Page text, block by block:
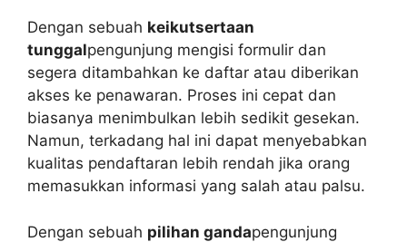
Dengan sebuah keikutsertaan
tunggalpengunjung mengisi formulir dan
segera ditambahkan ke daftar atau diberikan
akses ke penawaran. Proses ini cepat dan
biasanya menimbulkan lebih sedikit gesekan.
Namun, terkadang hal ini dapat menyebabkan
kualitas pendaftaran lebih rendah jika orang
memasukkan informasi yang salah atau palsu.
Dengan sebuah pilihan gandapengunjung